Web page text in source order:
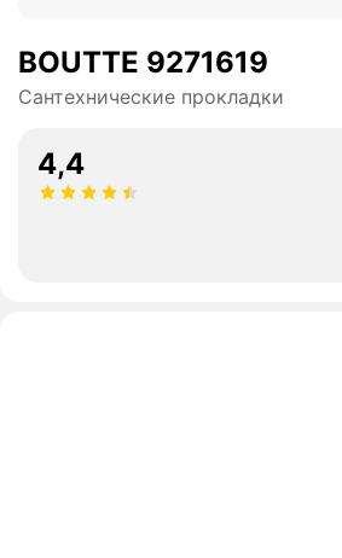
BOUTTE 9271619
Сантехнические прокладки
4,4